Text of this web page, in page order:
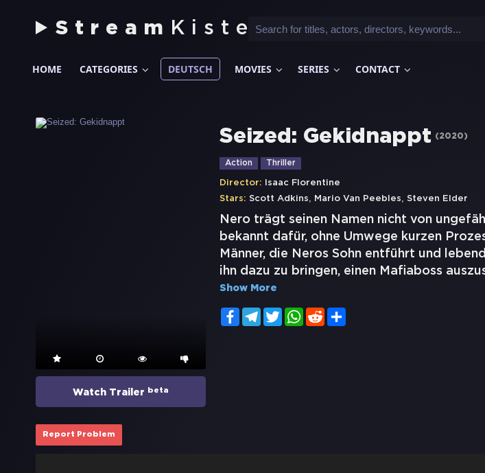
Stream Kiste
HOME CATEGORIES DEUTSCH MOVIES SERIES CONTACT
Watch Trailer beta
Seized: Gekidnappt (2020)
Action Thriller
Director: Isaac Florentine
Stars: Scott Adkins, Mario Van Peebles, Steven Elder
Nero trägt seinen Namen nicht von
bekannt dafür, ohne Umwege kurzen
Männer, die Neros Sohn entführt und
ihn dazu zu bringen, einen Mafiaboss
Show More
FacebookTelegramTwitterWhatsApp
Reddit
Report Problem